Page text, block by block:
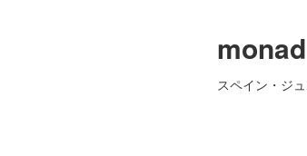
monad
スペイン・ジ